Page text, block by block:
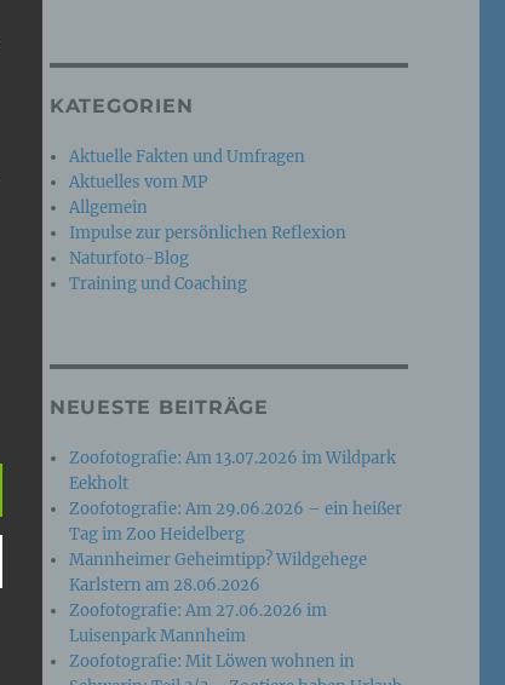
KATEGORIEN
Aktuelle Fakten und Umfragen
Aktuelles vom MP
Allgemein
Impulse zur persönlichen Reflexion
Naturfoto-Blog
Training und Coaching
NEUESTE BEITRÄGE
Zoofotografie: Am 13.07.2026 im Wildpark
Eekholt
Zoofotografie: Am 29.06.2026 – ein heißer
Tag im Zoo Heidelberg
Mannheimer Geheimtipp? Wildgehege
Karlstern am 28.06.2026
Zoofotografie: Am 27.06.2026 im
Luisenpark Mannheim
Zoofotografie: Mit Löwen wohnen in